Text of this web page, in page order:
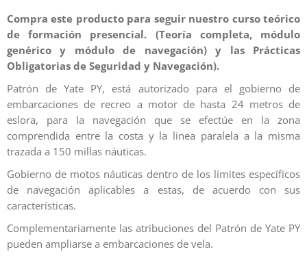
original
era:
1.200,00 €.
actual
es:
1.000,00 €.
Compra este producto para seguir nuestro curso teórico
de formación presencial. (Teoría completa, módulo
genérico y módulo de navegación) y las Prácticas
Obligatorias de Seguridad y Navegación).
Patrón de Yate PY, está autorizado para el gobierno de
embarcaciones de recreo a motor de hasta 24 metros de
eslora, para la navegación que se efectúe en la zona
comprendida entre la costa y la linea paralela a la misma
trazada a 150 millas náuticas.
Gobierno de motos náuticas dentro de los límites específicos
de navegación aplicables a estas, de acuerdo con sus
características.
Complementariamente las atribuciones del Patrón de Yate PY
pueden ampliarse a embarcaciones de vela.